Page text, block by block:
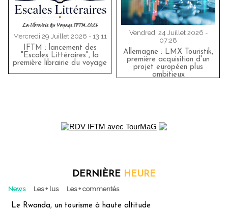
Mercredi 29 Juillet 2026 - 13:11
IFTM : lancement des
"Escales Littéraires", la
première librairie du voyage
Vendredi 24 Juillet 2026 -
07:28
Allemagne : LMX Touristik,
première acquisition d'un
projet européen plus
ambitieux
DERNIÈRE HEURE
News Les + lus Les + commentés
Le Rwanda, un tourisme à haute altitude